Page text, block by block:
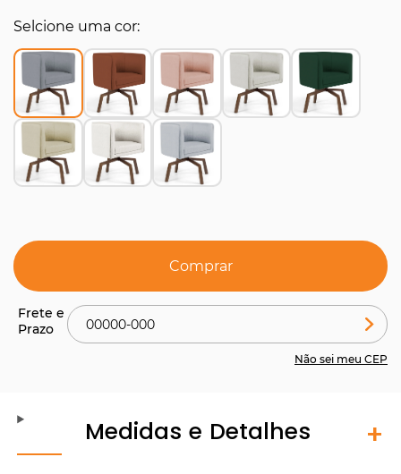
Selcione uma cor
Comprar
Não sei meu CEP
Medidas e Detalhes